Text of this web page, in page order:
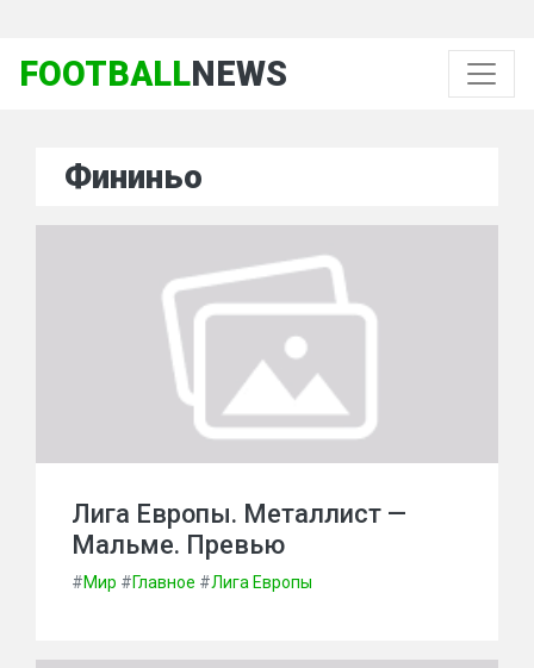
FOOTBALLNEWS
Фининьо
Лига Европы. Металлист —
Мальме. Превью
#Мир #Главное #Лига Европы